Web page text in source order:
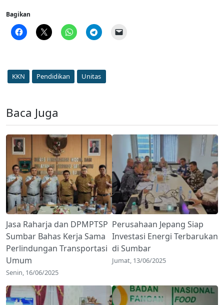
Bagikan
KKN Pendidikan Unitas
Baca Juga
Jasa Raharja dan DPMPTSP
Sumbar Bahas Kerja Sama
Perlindungan Transportasi
Umum
Senin, 16/06/2025
Perusahaan Jepang Siap
Investasi Energi Terbarukan
di Sumbar
Jumat, 13/06/2025